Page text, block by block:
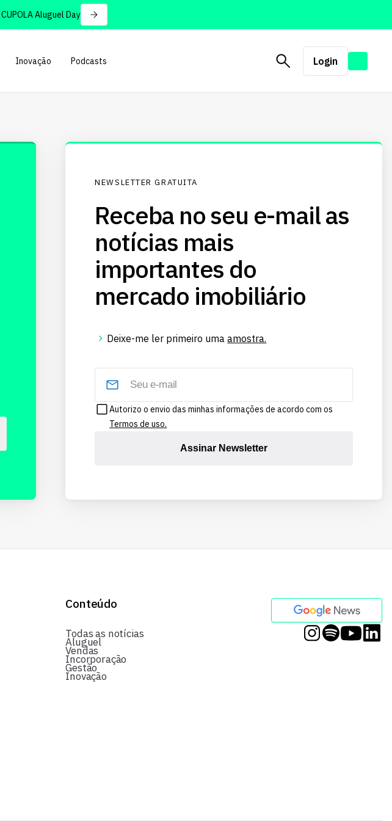
Aluguel Day
Inovação Podcasts Login
NEWSLETTER GRATUITA
Receba no seu e-mail as
notícias mais
importantes do
mercado imobiliário
Deixe-me ler primeiro umaamostra.
Autorizo o envio das minhas informações de acordo com os
Termos de uso.
Assinar Newsletter
Conteúdo
Todas as notícias
Aluguel
Vendas
Incorporação
Gestão
Inovação